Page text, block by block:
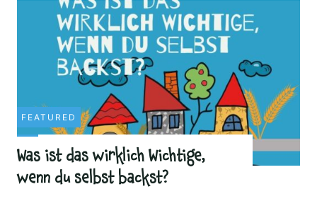
FEATURED
Was ist das wirklich Wichtige,
wenn du selbst backst?